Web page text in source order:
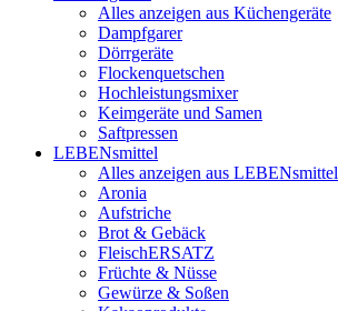
Alles anzeigen aus Küchengeräte
Dampfgarer
Dörrgeräte
Flockenquetschen
Hochleistungsmixer
Keimgeräte und Samen
Saftpressen
LEBENsmittel
Alles anzeigen aus LEBENsmittel
Aronia
Aufstriche
Brot & Gebäck
FleischERSATZ
Früchte & Nüsse
Gewürze & Soßen